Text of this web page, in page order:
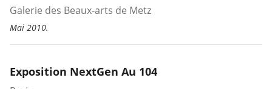
Galerie des Beaux-arts de Metz
Mai 2010.
Exposition NextGen Au 104